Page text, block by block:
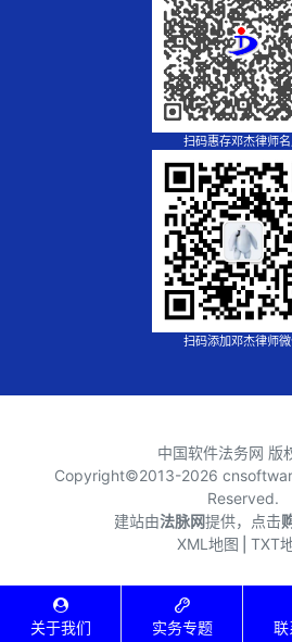
扫码惠存邓杰律师
扫码添加邓杰律师
中国软件法务网 版
Copyright©2013-2026
Reserved.
建站由法脉网提供，点击
XML地图 TXT
关于我们 实务专题 联